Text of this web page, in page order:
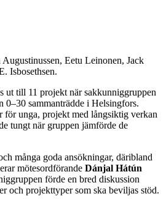
Eetu Leinonen, Jack
Isbosethsen.
ut till 11 projekt när sakkunniggruppen
0–30 sammanträdde i Helsingfors.
unga, projekt med långsiktig verkan
tungt när gruppen jämförde de
många goda ansökningar, däribland
mötesordförande Dánjal Hátún
förde en bred diskussion
och projekttyper som ska beviljas stöd.